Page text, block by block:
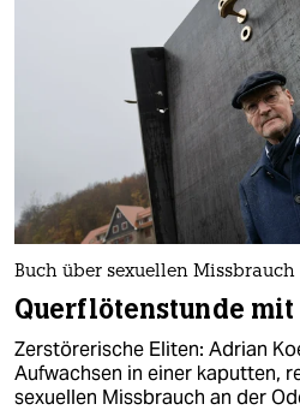
Buch über sexuellen Missbrauch
Querflötenstunde mit
Zerstörerische Eliten: Adrian
Aufwachsen in einer kaputten,
sexuellen Missbrauch an der